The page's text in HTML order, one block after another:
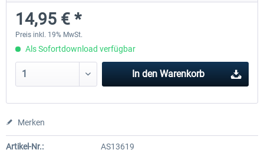
29,95 € *
14,95 € *
Preis inkl. 19% MwSt.
Als Sofortdownload verfügbar
In den Warenkorb
Merken
Artikel-Nr.:
AS13619